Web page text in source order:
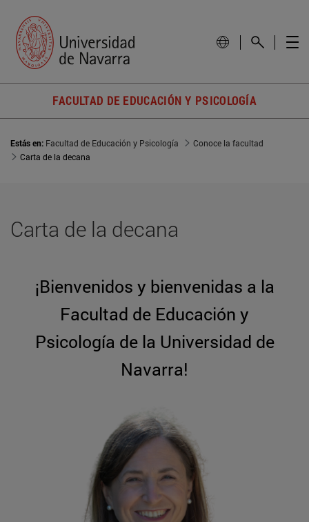
FACULTAD DE EDUCACIÓN Y PSICOLOGÍA
Estás en: Facultad de Educación y Psicología
Conoce la facultad
Carta de la decana
Carta de la decana
¡Bienvenidos y bienvenidas a la
Facultad de Educación y
Psicología de la Universidad de
Navarra!